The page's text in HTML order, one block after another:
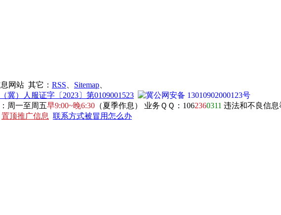
网站 其它： RSS Sitemap
冀）人服证字〔2023〕第0109001523
冀公网安备 13010902000123号
周一至周五早9:00~晚6:30 （夏季作息） 业务ＱＱ：1062360311 违法和不良信息
置顶推广信息 联系方式被冒用怎么办